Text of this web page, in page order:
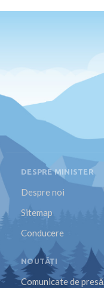
DESPRE MINISTER
Despre noi
Sitemap
Conducere
NOUTĂȚI
Comunicate de presă